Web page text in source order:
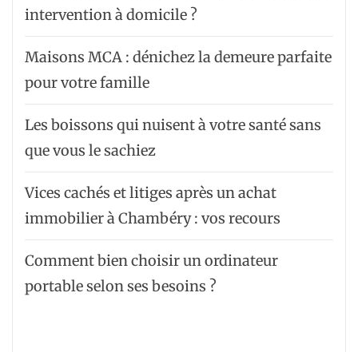
intervention à domicile ?
Maisons MCA : dénichez la demeure parfaite
pour votre famille
Les boissons qui nuisent à votre santé sans
que vous le sachiez
Vices cachés et litiges après un achat
immobilier à Chambéry : vos recours
Comment bien choisir un ordinateur
portable selon ses besoins ?